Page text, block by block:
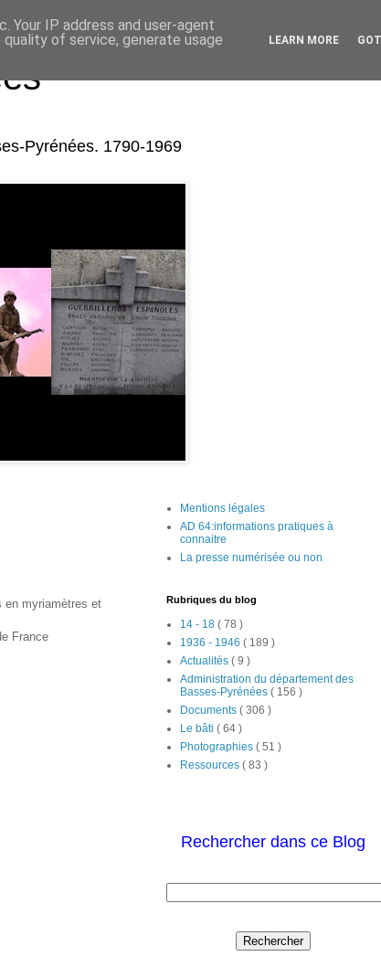
Pyrénées. 1790-1969
en myriamètres et
France
Mentions légales
AD 64:informations pratiques à
connaitre
La presse numérisée ou non
Rubriques du blog
14 - 18 ( 78 )
1936 - 1946 ( 189 )
Actualités ( 9 )
Administration du département des
Basses-Pyrénées ( 156 )
Documents ( 306 )
Le bâti ( 64 )
Photographies ( 51 )
Ressources ( 83 )
Rechercher dans ce Blog
Your IP address and user-agent
of service, generate usage
LEARN MORE